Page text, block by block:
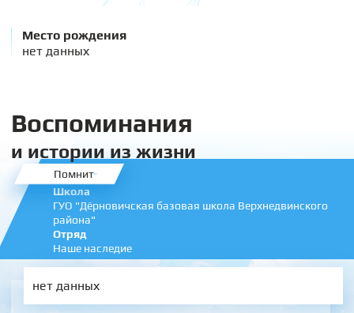
Место рождения
нет данных
Воспоминания
и истории из жизни
Помнит
Школа
ГУО "Дёрновичская базовая школа Верхнедвинского
района"
Отряд
Наше наследие
нет данных